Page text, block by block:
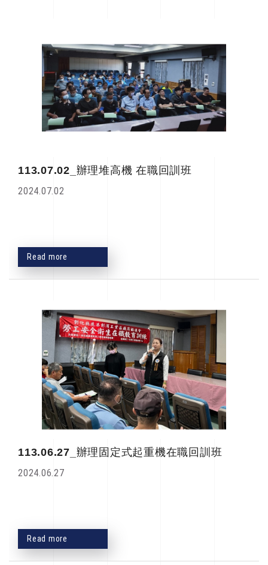
113.07.02_辦理堆高機 在職回訓班
2024.07.02
Read more
113.06.27_辦理固定式起重機在職回訓班
2024.06.27
Read more